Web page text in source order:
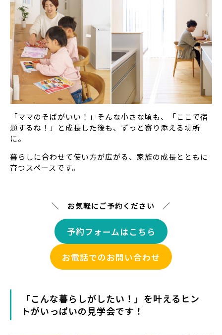
「ママのそばがいい！」そんな小さな頃も、「ここで宿
題するね！」と成長した後も、ずっと寄り添える場所
に。
暮らしに合わせて使い方が広がる、家族の成長とともに
育つスペースです。
＼ お気軽にご予約ください ／
予約フォームはこちら
お電話でのお問い合わせ
「こんな暮らしがしたい！」を叶えるヒン
トがいっぱいの見学会です！